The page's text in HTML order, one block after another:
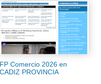
FP Comercio 2026 en
CADIZ PROVINCIA